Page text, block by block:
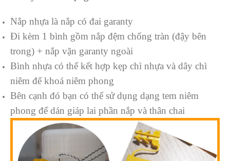
Nắp nhựa là nắp có đai garanty
Đi kèm 1 bình gồm nắp đệm chống tràn (đậy bên
trong) + nắp vặn garanty ngoài
Bình nhựa có thể kết hợp kẹp chì nhựa và dây chì
niêm để khoá niêm phong
Bên cạnh đó bạn có thể sử dụng dạng tem niêm
phong để dán giáp lai phần nắp và thân chai